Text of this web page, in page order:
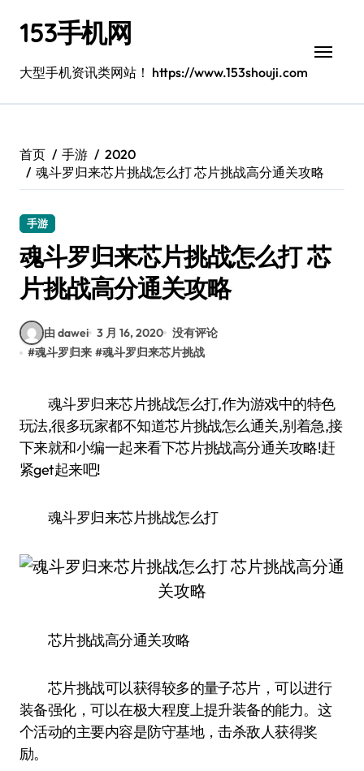
153手机网
大型手机资讯类网站！ https://www.153shouji.com
首页 手游
2020
魂斗罗归来芯片挑战怎么打 芯片挑战高分通关攻略
手游
魂斗罗归来芯片挑战怎么打 芯
片挑战高分通关攻略
由 dawei 3 月 16, 2020 没有评论
#魂斗罗归来 #魂斗罗归来芯片挑战
魂斗罗归来芯片挑战怎么打,作为游戏中的特色
玩法,很多玩家都不知道芯片挑战怎么通关,别着急,接
下来就和小编一起来看下芯片挑战高分通关攻略!赶
紧get起来吧!
魂斗罗归来芯片挑战怎么打
芯片挑战高分通关攻略
芯片挑战可以获得较多的量子芯片，可以进行
装备强化，可以在极大程度上提升装备的能力。这
个活动的主要内容是防守基地，击杀敌人获得奖
励。